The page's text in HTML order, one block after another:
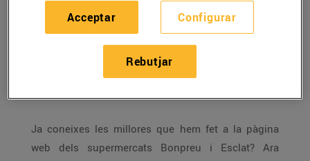
Descobreix l'Espai
privat del web de
Bonpreu i Esclat
Ja coneixes les millores que hem fet a la pàgina
web dels supermercats Bonpreu i Esclat? Ara
Configurar
Rebutjar
Acceptar